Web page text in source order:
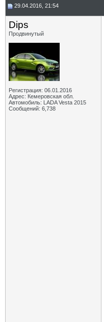
29.04.2016, 21:54
Dips
Продвинутый
Регистрация: 06.01.2016
Адрес: Кемеровская обл.
Автомобиль: LADA Vesta 2015
Сообщений: 6,738